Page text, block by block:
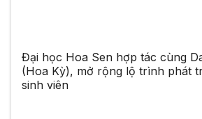
Đại học Hoa Sen hợp tác cùng
(Hoa Kỳ), mở rộng lộ trình phát
sinh viên